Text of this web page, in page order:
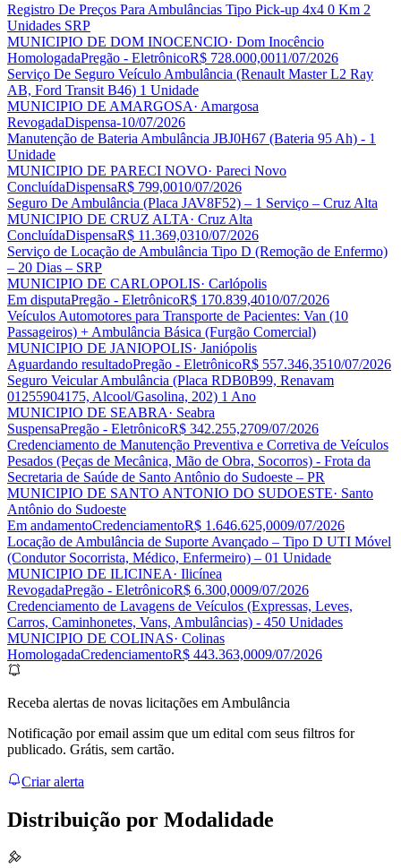
Registro De Preços Para Ambulâncias Tipo Pick-up 4x4 0 Km 2
Unidades SRP
MUNICIPIO DE DOM INOCENCIO· Dom Inocêncio
HomologadaPregão - EletrônicoR$ 728.000,0011/07/2026
Serviço De Seguro Veículo Ambulância (Renault Master L2 Ray
AB, Ford Transit B46) 1 Unidade
MUNICIPIO DE AMARGOSA· Amargosa
RevogadaDispensa-10/07/2026
Manutenção de Bateria Ambulância JBJ0H67 (Bateria 95 Ah) - 1
Unidade
MUNICIPIO DE PARECI NOVO· Pareci Novo
ConcluídaDispensaR$ 799,0010/07/2026
Seguro De Ambulância (Placa JAV8F52) – 1 Serviço – Cruz Alta
MUNICIPIO DE CRUZ ALTA· Cruz Alta
ConcluídaDispensaR$ 11.369,0310/07/2026
Serviço de Locação de Ambulância Tipo D (Remoção de Enfermo)
– 20 Dias – SRP
MUNICIPIO DE CARLOPOLIS· Carlópolis
Em disputaPregão - EletrônicoR$ 170.839,4010/07/2026
Veículos Automotores para Transporte de Pacientes: Van (10
Passageiros) + Ambulância Básica (Furgão Comercial)
MUNICIPIO DE JANIOPOLIS· Janiópolis
Aguardando resultadoPregão - EletrônicoR$ 557.346,3510/07/2026
Seguro Veicular Ambulância (Placa RDB0B99, Renavam
01255904175, Alcool/Gasolina, 202) 1 Ano
MUNICIPIO DE SEABRA· Seabra
SuspensaPregão - EletrônicoR$ 342.255,2709/07/2026
Credenciamento de Manutenção Preventiva e Corretiva de Veículos
Pesados (Peças de Mecânica, Mão de Obra, Socorros) - Frota da
Secretaria de Saúde de Santo Antônio do Sudoeste – PR
MUNICIPIO DE SANTO ANTONIO DO SUDOESTE· Santo
Antônio do Sudoeste
Em andamentoCredenciamentoR$ 1.646.625,0009/07/2026
Locação de Ambulância de Suporte Avançado – Tipo D UTI Móvel
(Condutor Socorrista, Médico, Enfermeiro) – 01 Unidade
MUNICIPIO DE ILICINEA· Ilicínea
RevogadaPregão - EletrônicoR$ 6.300,0009/07/2026
Credenciamento de Lavagens de Veículos (Expressas, Leves,
Carros, Caminhonetes, Vans, Ambulâncias) - 450 Unidades
MUNICIPIO DE COLINAS· Colinas
HomologadaCredenciamentoR$ 443.363,0009/07/2026
Receba alertas de novas licitações em Ambulância
Notificação por email assim que um edital com seus filtros for
publicado. Grátis, sem cartão.
Criar alerta
Distribuição por Modalidade